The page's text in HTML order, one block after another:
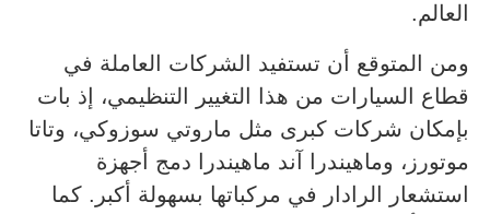
العالم.
ومن المتوقع أن تستفيد الشركات العاملة في
قطاع السيارات من هذا التغيير التنظيمي، إذ بات
بإمكان شركات كبرى مثل ماروتي سوزوكي، وتاتا
موتورز، وماهيندرا آند ماهيندرا دمج أجهزة
استشعار الرادار في مركباتها بسهولة أكبر. كما